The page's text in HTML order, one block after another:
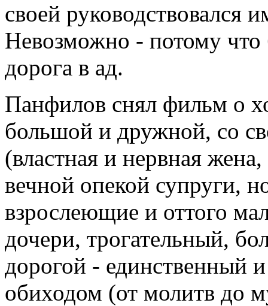
своей руководствовался
Невозможно - потому
дорога в ад.
Панфилов снял фильм о
большой и дружной, со
(властная и нервная
вечной опекой супруги,
взрослеющие и оттого
дочери, трогательный,
дорогой - единственный
обиходом (от молитв до